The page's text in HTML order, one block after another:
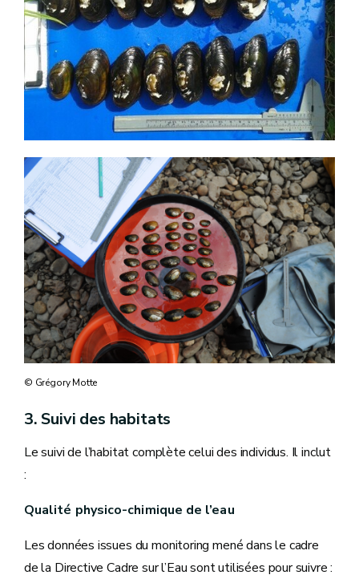
© Grégory Motte
3. Suivi des habitats
Le suivi de l’habitat complète celui des individus. Il inclut
:
Qualité physico-chimique de l’eau
Les données issues du monitoring mené dans le cadre
de la Directive Cadre sur l’Eau sont utilisées pour suivre :